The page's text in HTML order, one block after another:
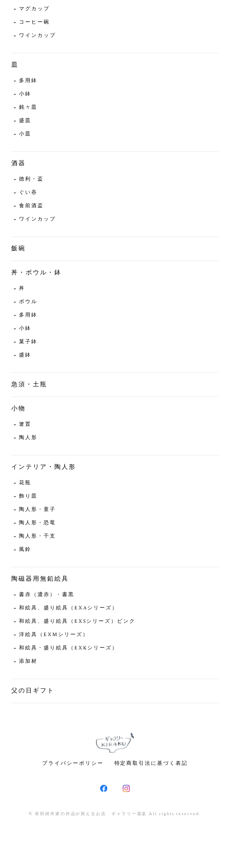
マグカップ
コーヒー碗
ワインカップ
皿
多用鉢
小鉢
銘々皿
盛皿
小皿
酒器
徳利・盃
ぐい吞
食前酒盃
ワインカップ
飯碗
丼・ボウル・鉢
丼
ボウル
多用鉢
小鉢
菓子鉢
盛鉢
急須・土瓶
小物
箸置
陶人形
インテリア・陶人形
花瓶
飾り皿
陶人形・童子
陶人形・恐竜
陶人形・干支
風鈴
陶磁器用無鉛絵具
書赤（濃赤）・書黒
和絵具、盛り絵具（EXAシリーズ）
和絵具、盛り絵具（EXSシリーズ）ピンク
洋絵具（EXMシリーズ）
和絵具・盛り絵具（EXKシリーズ）
添加材
父の日ギフト
プライバシーポリシー 特定商取引法に基づく表記
© 有田焼作家の作品が買えるお店 ギャラリー器楽 All rights reserved.